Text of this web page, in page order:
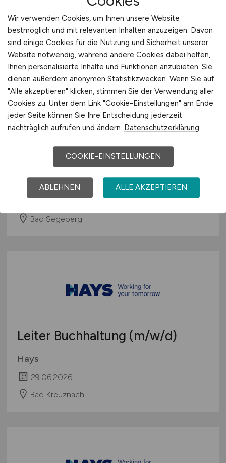
Bad Oldesloe
Mitarbeiter*in
Geschäftsbuchhaltung(m/w/d)
Kreis Segeberg
02.08.2026
Bad Segeberg
Leiter Buchhaltung (m/w/d)
Hays
29.06.2026
Bad Kreuznach
Wir verwenden Cookies, um Ihnen unsere Website
bestmöglich und mit relevanten Inhalten anzuzeigen. Davon
sind einige Cookies für die Nutzung und Sicherheit unserer
Website notwendig, während andere Cookies dabei helfen,
Ihnen personalisierte Inhalte und Funktionen anzubieten. Sie
dienen außerdem anonymen Statistikzwecken. Wenn Sie auf
"Alle akzeptieren" klicken, stimmen Sie der Verwendung aller
Cookies zu. Unter dem Link "Cookie-Einstellungen" am Ende
jeder Seite können Sie Ihre Entscheidung jederzeit
nachträglich aufrufen und ändern. Datenschutzerklärung
COOKIE-EINSTELLUNGEN
ABLEHNEN ALLE AKZEPTIEREN